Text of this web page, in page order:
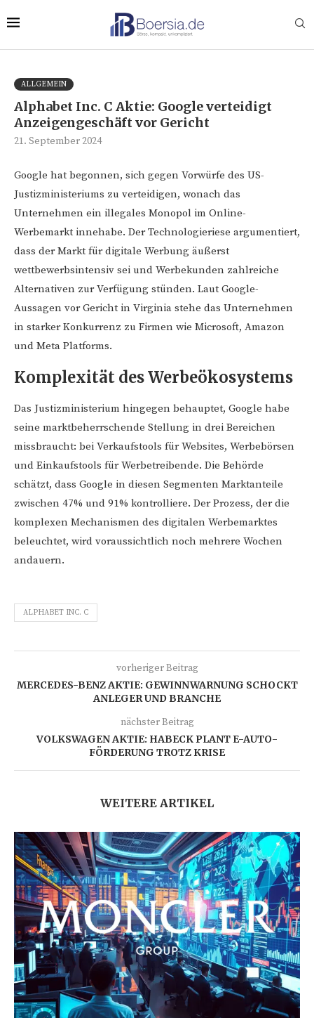
ALLGEMEIN
Alphabet Inc. C Aktie: Google verteidigt
Anzeigengeschäft vor Gericht
21. September 2024
Google hat begonnen, sich gegen Vorwürfe des US-
Justizministeriums zu verteidigen, wonach das
Unternehmen ein illegales Monopol im Online-
Werbemarkt innehabe. Der Technologieriese argumentiert,
dass der Markt für digitale Werbung äußerst
wettbewerbsintensiv sei und Werbekunden zahlreiche
Alternativen zur Verfügung stünden. Laut Google-
Aussagen vor Gericht in Virginia stehe das Unternehmen
in starker Konkurrenz zu Firmen wie Microsoft, Amazon
und Meta Platforms.
Komplexität des Werbeökosystems
Das Justizministerium hingegen behauptet, Google habe
seine marktbeherrschende Stellung in drei Bereichen
missbraucht: bei Verkaufstools für Websites, Werbebörsen
und Einkaufstools für Werbetreibende. Die Behörde
schätzt, dass Google in diesen Segmenten Marktanteile
zwischen 47% und 91% kontrolliere. Der Prozess, der die
komplexen Mechanismen des digitalen Werbemarktes
beleuchtet, wird voraussichtlich noch mehrere Wochen
andauern.
ALPHABET INC. C
vorheriger Beitrag
MERCEDES-BENZ AKTIE: GEWINNWARNUNG SCHOCKT
ANLEGER UND BRANCHE
nächster Beitrag
VOLKSWAGEN AKTIE: HABECK PLANT E-AUTO-
FÖRDERUNG TROTZ KRISE
WEITERE ARTIKEL